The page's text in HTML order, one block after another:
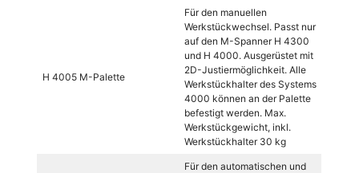
H 4005 M-Palette
Für den manuellen
Werkstückwechsel. Passt nur
auf den M-Spanner H 4300
und H 4000. Ausgerüstet mit
2D-Justiermöglichkeit. Alle
Werkstückhalter des Systems
4000 können an der Palette
befestigt werden. Max.
Werkstückgewicht, inkl.
Werkstückhalter 30 kg
Für den automatischen und